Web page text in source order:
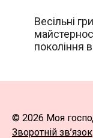
Весільні
покоління
© 2026 Моя
Зворотній зв’язок